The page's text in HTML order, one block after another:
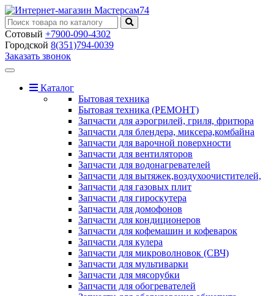
Сотовый +7900-090-4302
Городской 8(351)794-0039
Заказать звонок
Toggle
navigationКаталог
Бытовая техника
Бытовая техника (РЕМОНТ)
Запчасти для аэрогрилей, гриля, фритюра
Запчасти для блендера, миксера,комбайна
Запчасти для варочной поверхности
Запчасти для вентиляторов
Запчасти для водонагревателей
Запчасти для вытяжек,воздухоочистителей,
Запчасти для газовых плит
Запчасти для гироскутера
Запчасти для домофонов
Запчасти для кондиционеров
Запчасти для кофемашин и кофеварок
Запчасти для кулера
Запчасти для микроволновок (СВЧ)
Запчасти для мультиварки
Запчасти для мясорубки
Запчасти для обогревателей